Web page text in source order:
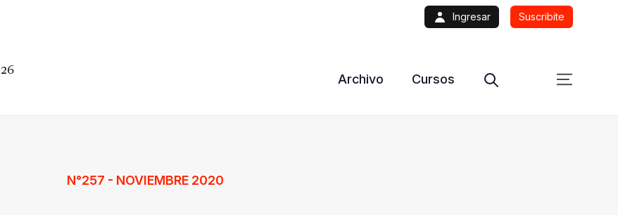
Ingresar Suscribite
Archivo Cursos
N°257 - NOVIEMBRE 2020